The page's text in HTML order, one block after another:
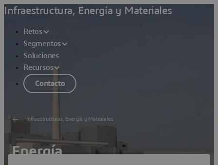
Infraestructura, Energía y Materiales
Retos
Segmentos
Soluciones
Recursos
Contacto
Infraestructuras, Energía y Materiales
Energía